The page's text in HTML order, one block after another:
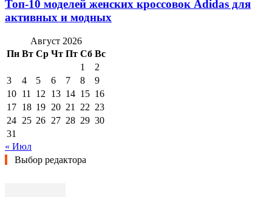
Топ-10 моделей женских кроссовок Adidas для
активных и модных
Август 2026
Пн Вт Ср Чт Пт Сб Вс
1
2
3
4 5 6 7 8
9
10 11 12 13 14 15 16
17 18 19 20 21 22 23
24 25 26 27 28 29 30
31
« Июл
Выбор редактора